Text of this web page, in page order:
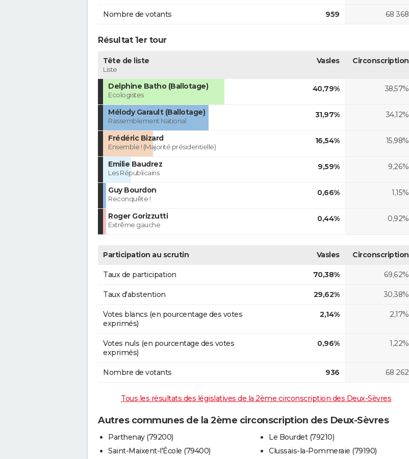
Nombre de votants 959 68 368
Résultat 1er tour
Tête de liste
Liste
Vasles Circonscription
Delphine Batho (Ballotage)
Ecologistes
40,79% 38,57%
Mélody Garault (Ballotage)
Rassemblement National
31,97% 34,12%
Frédéric Bizard
Ensemble ! (Majorité présidentielle)
16,54% 15,98%
Emilie Baudrez
Les Républicains
9,59% 9,26%
Guy Bourdon
Reconquête !
0,66% 1,15%
Roger Gorizzutti
Extrême gauche
0,44% 0,92%
Participation au scrutin Vasles Circonscription
Taux de participation 70,38% 69,62%
Taux d'abstention 29,62% 30,38%
Votes blancs (en pourcentage des votes
exprimés)
2,14% 2,17%
Votes nuls (en pourcentage des votes
exprimés)
0,96% 1,22%
Nombre de votants 936 68 262
Tous les résultats des législatives de la 2ème circonscription des Deux-Sèvres
Autres communes de la 2ème circonscription des Deux-Sèvres
Parthenay (79200)
Saint-Maixent-l'École (79400)
Le Bourdet (79210)
Clussais-la-Pommeraie (79190)